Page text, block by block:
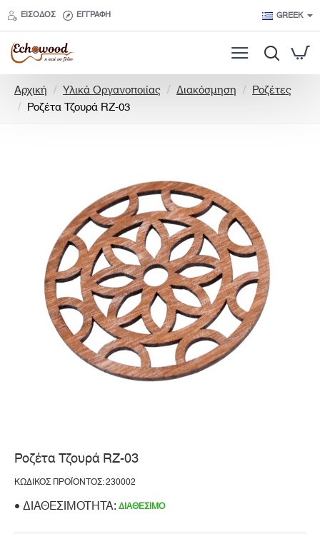
ΕΊΣΟΔΟΣ ΕΓΓΡΑΦΉ GREEK
Αρχική
o
Υλικά Οργανοποιίας Διακόσμηση
Ροζέτες
Ροζέτα Τζουρά RZ-03
Ροζέτα Τζουρά RZ-03
ΚΩΔΙΚΌΣ ΠΡΟΪΌΝΤΟΣ: 230002
ΔΙΑΘΕΣΙΜΌΤΗΤΑ:ΔΙΑΘΈΣΙΜΟ